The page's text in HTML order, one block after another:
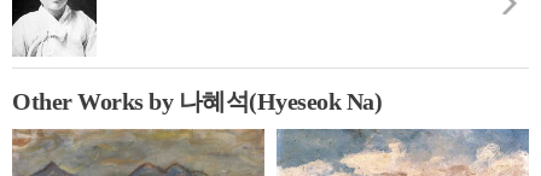
Other Works by 나혜석(Hyeseok Na)